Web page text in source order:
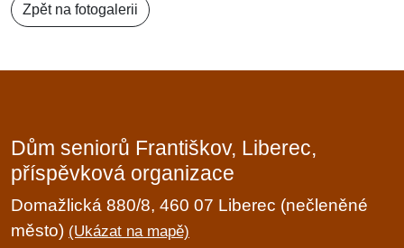
Zpět na fotogalerii
Dům seniorů Františkov, Liberec,
příspěvková organizace
Domažlická 880/8, 460 07 Liberec (nečleněné
město) (Ukázat na mapě)